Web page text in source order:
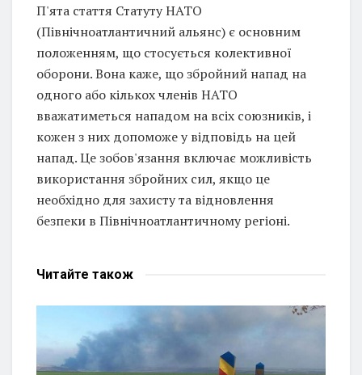
П'ята стаття Статуту НАТО
(Північноатлантичний альянс) є основним
положенням, що стосується колективної
оборони. Вона каже, що збройний напад на
одного або кількох членів НАТО
вважатиметься нападом на всіх союзників, і
кожен з них допоможе у відповідь на цей
напад. Це зобов'язання включає можливість
використання збройних сил, якщо це
необхідно для захисту та відновлення
безпеки в Північноатлантичному регіоні.
Читайте також